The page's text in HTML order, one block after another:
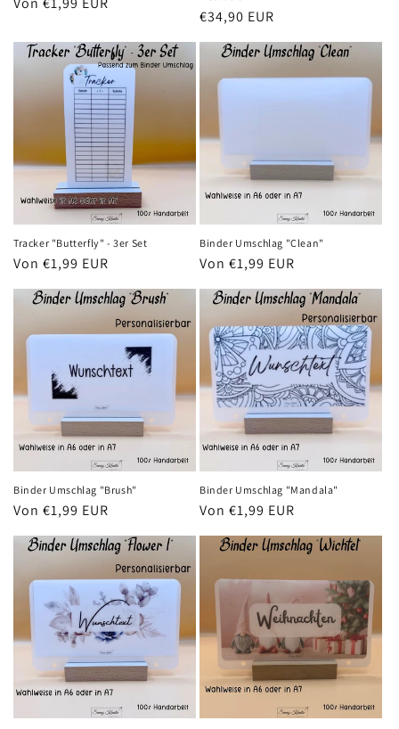
Normaler
€34,90 EUR
Tracker "Butterfly" - 3er Set
Normaler
Von €1,99 EUR
Binder Umschlag "Clean"
Normaler
Von €1,99 EUR
Binder Umschlag "Brush"
Normaler
Von €1,99 EUR
Binder Umschlag "Mandala"
Normaler
Von €1,99 EUR